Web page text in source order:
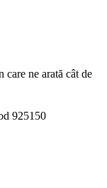
ne arată cât de
925150